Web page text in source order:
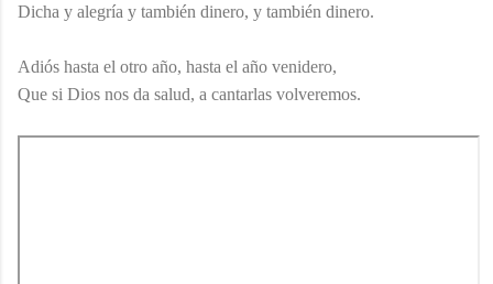
Dicha y alegría y también dinero, y también dinero.
Adiós hasta el otro año, hasta el año venidero,
Que si Dios nos da salud, a cantarlas volveremos.